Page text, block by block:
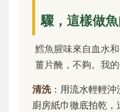
驟，這樣做
鱈魚腥味來自血水
薑片醃，不夠。我
清洗：用流水輕輕沖
廚房紙巾徹底拍乾